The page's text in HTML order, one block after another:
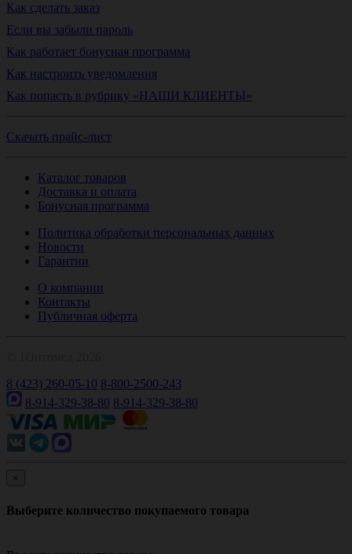
Как сделать заказ
Если вы забыли пароль
Как работает бонусная программа
Как настроить уведомления
Как попасть в рубрику «НАШИ КЛИЕНТЫ»
Скачать прайс-лист
Каталог товаров
Доставка и оплата
Бонусная программа
Политика обработки персональных данных
Новости
Гарантии
О компании
Контакты
Публичная оферта
8 (423) 260-05-10 8-800-2500-243
8-914-329-38-80 8-914-329-38-80
×
Выберите количество покупаемого товара